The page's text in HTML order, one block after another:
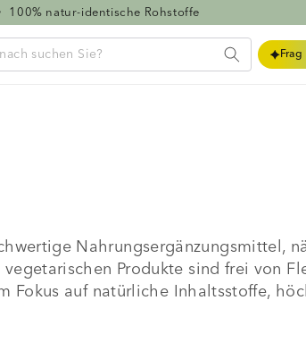
100% natur-identische Rohstoffe
Nahrungsergänzungsmittel,
Produkte sind frei von
Fokus auf natürliche Inhaltsstoffe,